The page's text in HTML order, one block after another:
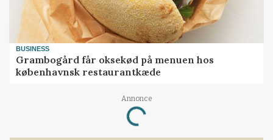
BUSINESS
Grambogård får oksekød på menuen hos
københavnsk restaurantkæde
Annonce
Loading...